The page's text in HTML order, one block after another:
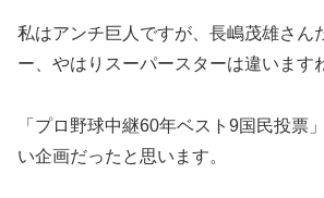
私はアンチ巨人ですが、長嶋茂雄さん
ー、やはりスーパースターは違います
「プロ野球中継60年ベスト9国民投票
い企画だったと思います。